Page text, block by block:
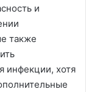
и
также
инфекции, хотя